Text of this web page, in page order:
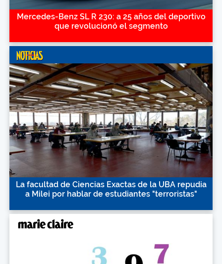
Mercedes-Benz SL R 230: a 25 años del deportivo
que revolucionó el segmento
La facultad de Ciencias Exactas de la UBA repudia
a Milei por hablar de estudiantes "terroristas"